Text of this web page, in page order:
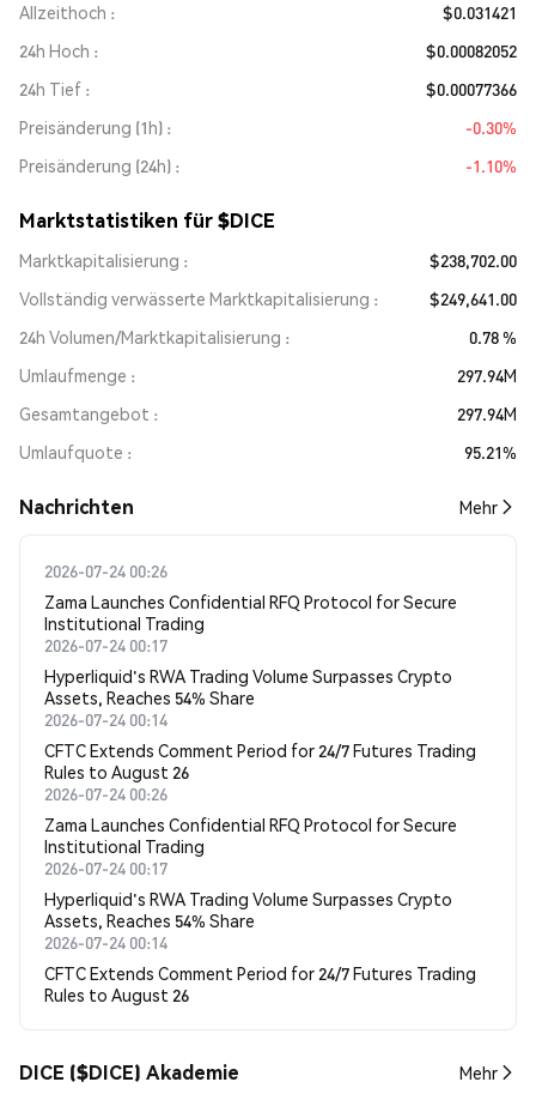
Allzeithoch
$0.031421
24h Hoch
$0.00082052
24h Tief
$0.00077366
Preisänderung (1h)
-0.30%
Preisänderung (24h)
-1.10%
Marktstatistiken für $DICE
Marktkapitalisierung
$238,702.00
Vollständig verwässerte Marktkapitalisierung
$249,641.00
24h Volumen/Marktkapitalisierung
0.78 %
Umlaufmenge
297.94M
Gesamtangebot
297.94M
Umlaufquote
95.21%
Nachrichten Mehr
2026-07-24 00:26
Zama Launches Confidential RFQ Protocol for Secure
Institutional Trading
2026-07-24 00:17
Hyperliquid's RWA Trading Volume Surpasses Crypto
Assets, Reaches 54% Share
2026-07-24 00:14
CFTC Extends Comment Period for 24/7 Futures Trading
Rules to August 26
2026-07-24 00:26
Zama Launches Confidential RFQ Protocol for Secure
Institutional Trading
2026-07-24 00:17
Hyperliquid's RWA Trading Volume Surpasses Crypto
Assets, Reaches 54% Share
2026-07-24 00:14
CFTC Extends Comment Period for 24/7 Futures Trading
Rules to August 26
DICE ($DICE) Akademie Mehr